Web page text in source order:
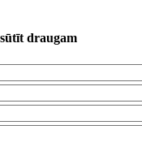
draugam